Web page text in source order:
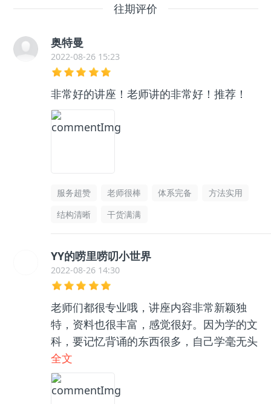
往期评价
奥特曼
2022-08-26 15:23
非常好的讲座！老师讲的非常好！推荐！
服务超赞 老师很棒 体系完备
方法实用
结构清晰
干货满满
YY的唠里唠叨小世界
2022-08-26 14:30
老师们都很专业哦，讲座内容非常新颖独
特，资料也很丰富，感觉很好。因为学的文
科，要记忆背诵的东西很多，自己学毫无头
绪，和咨询老师聊了之后收获很大，逻辑框
架清晰了很多，总之很推荐👍🏻
全文